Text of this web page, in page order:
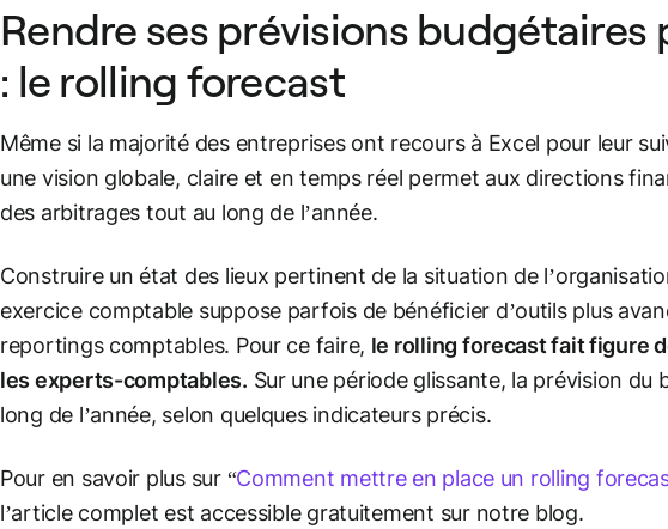
Rendre ses prévisions budgétaires
: le rolling forecast
Même si la majorité des entreprises ont recours à Excel pour leur
une vision globale, claire et en temps réel permet aux directions
des arbitrages tout au long de l’année.
Construire un état des lieux pertinent de la situation de
exercice comptable suppose parfois de bénéficier d’outils plus
reportings comptables. Pour ce faire, le rolling forecast fait figure
les experts-comptables. Sur une période glissante, la prévision du
long de l’année, selon quelques indicateurs précis.
Pour en savoir plus sur “Comment mettre en place un rolling
l’article complet est accessible gratuitement sur notre blog.